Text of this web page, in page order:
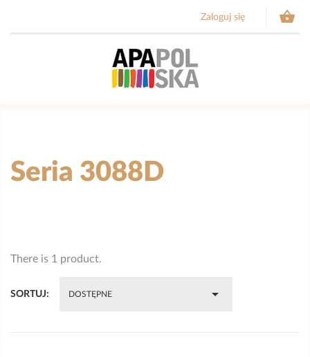
Zaloguj się 
Seria 3088D
There is 1 product.
SORTUJ: DOSTĘPNE 